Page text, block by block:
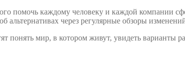
помочь каждому человеку и каждой компании
альтернативах через регулярные обзоры
понять мир, в котором живут, увидеть варианты